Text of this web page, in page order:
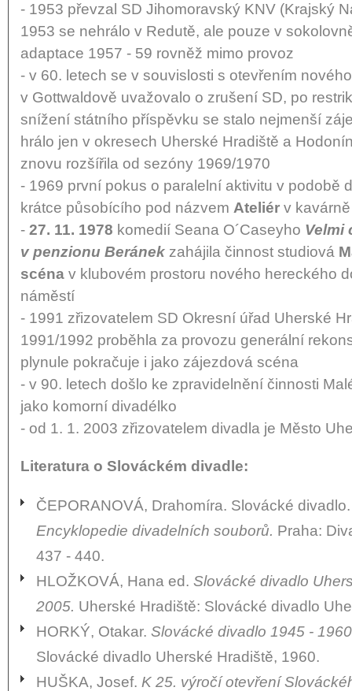
- 1953 převzal SD Jihomoravský KNV (Krajský
1953 se nehrálo v Redutě, ale pouze v
adaptace 1957 - 59 rovněž mimo provoz
- v 60. letech se v souvislosti s otevřením
v Gottwaldově uvažovalo o zrušení SD, po
snížení státního příspěvku se stalo nejmenší
hrálo jen v okresech Uherské Hradiště a
znovu rozšířila od sezóny 1969/1970
- 1969 první pokus o paralelní aktivitu v podobě
krátce působícího pod názvem Ateliér v
- 27. 11. 1978 komedií Seana O´Caseyho Velmi
v penzionu Beránek zahájila činnost studiová
scéna v klubovém prostoru nového hereckého
náměstí
- 1991 zřizovatelem SD Okresní úřad Uherské
1991/1992 proběhla za provozu generální
plynule pokračuje i jako zájezdová scéna
- v 90. letech došlo ke zpravidelnění činnosti
jako komorní divadélko
- od 1. 1. 2003 zřizovatelem divadla je Město
Literatura o Slováckém divadle:
ČEPORANOVÁ, Drahomíra. Slovácké
Encyklopedie divadelních souborů. Praha:
437 - 440.
HLOŽKOVÁ, Hana ed. Slovácké divadlo
2005. Uherské Hradiště: Slovácké divadlo
HORKÝ, Otakar. Slovácké divadlo 1945 -
Slovácké divadlo Uherské Hradiště, 1960.
HUŠKA, Josef. K 25. výročí otevření